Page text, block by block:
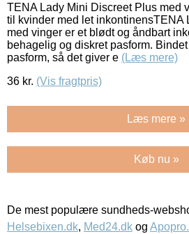
TENA Lady Mini Discreet Plus med
til kvinder med let inkontinensTENA
med vinger er et blødt og åndbart
behagelig og diskret pasform.
pasform, så det giver e (Læs mere)
36 kr. (Vis fragtpris)
Læs mere »
Køb nu »
De mest populære sundheds-
Helsebixen.dk, Med24.dk og